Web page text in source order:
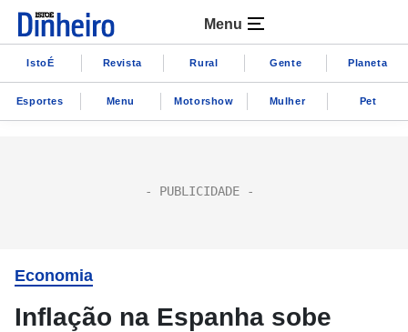
Menu
IstoÉ Revista Rural Gente Planeta
Esportes Menu Motorshow Mulher Pet
Economia
Inflação na Espanha sobe